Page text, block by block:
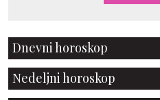
Dnevni horoskop
Nedeljni horoskop